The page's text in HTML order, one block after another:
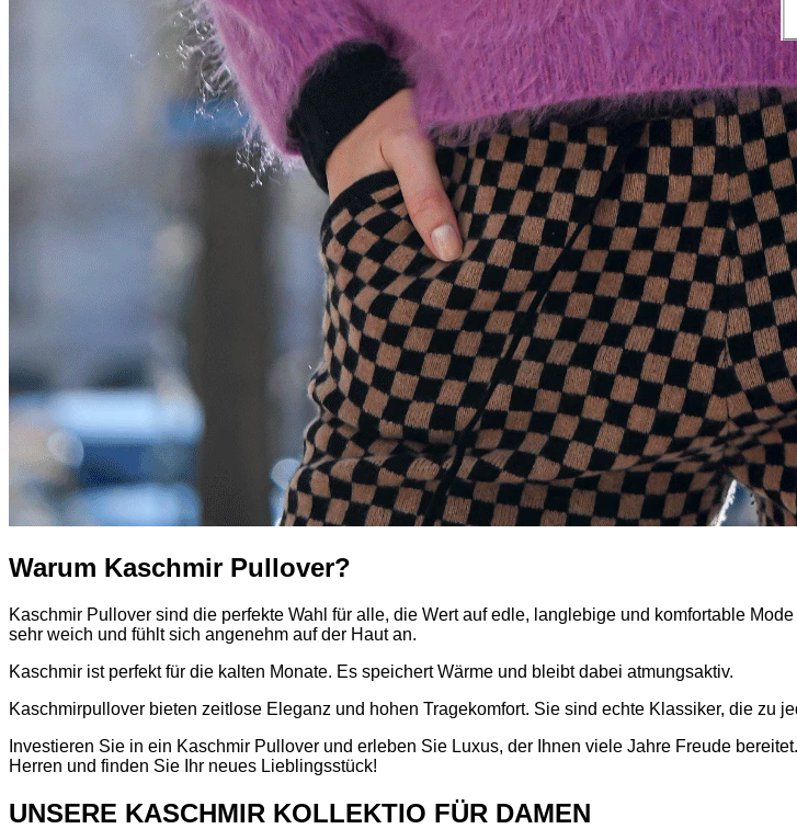
Warum Kaschmir Pullover?
Kaschmir Pullover sind die perfekte Wahl für alle, die Wert auf edle, langlebige und komfortable
sehr weich und fühlt sich angenehm auf der Haut an.
Kaschmir ist perfekt für die kalten Monate. Es speichert Wärme und bleibt dabei atmungsaktiv.
Kaschmirpullover bieten zeitlose Eleganz und hohen Tragekomfort. Sie sind echte Klassiker, die zu
Investieren Sie in ein Kaschmir Pullover und erleben Sie Luxus, der Ihnen viele Jahre Freude
Herren und finden Sie Ihr neues Lieblingsstück!
UNSERE KASCHMIR KOLLEKTIO FÜR DAMEN